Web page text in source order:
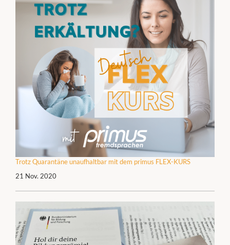
Trotz Quarantäne unaufhaltbar mit dem primus FLEX-KURS
21 Nov. 2020